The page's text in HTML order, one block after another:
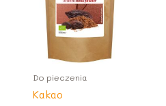
Do pieczenia
Kakao